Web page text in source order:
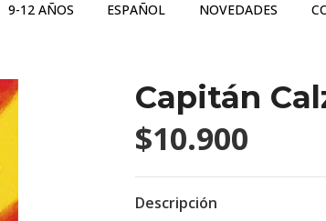
9-12 AÑOS ESPAÑOL NOVEDADES
Capitán
$10.900
Descripción